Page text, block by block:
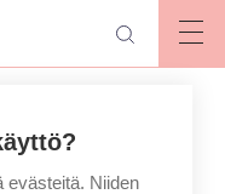
evästeitä. Niiden